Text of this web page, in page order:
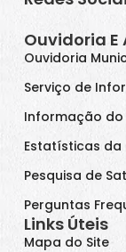
Ouvidoria
Ouvidoria
Serviço de
Informação do
Estatísticas da
Pesquisa de
Perguntas
Links Úteis
Mapa do Site